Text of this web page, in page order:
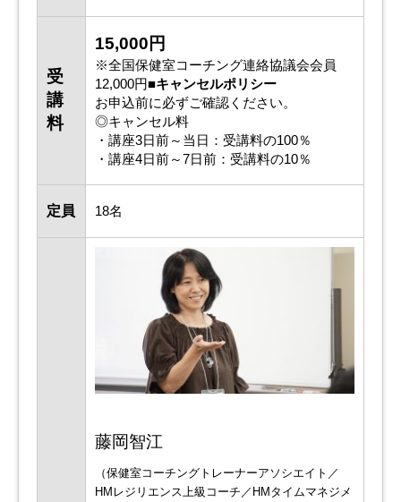
受
講
料
15,000円
※全国保健室コーチング連絡協議会会員
12,000円■キャンセルポリシー
お申込前に必ずご確認ください。
◎キャンセル料
・講座3日前～当日：受講料の100％
・講座4日前～7日前：受講料の10％
定員 18名
藤岡智江
（保健室コーチングトレーナーアソシエイト／
HMレジリエンス上級コーチ／HMタイムマネジメ